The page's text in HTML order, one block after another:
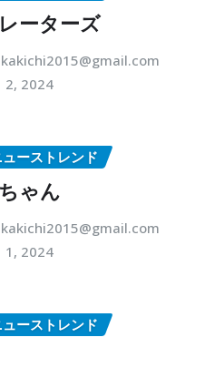
ーターズ
2, 2024
ーストレンド
ゃん
1, 2024
ーストレンド